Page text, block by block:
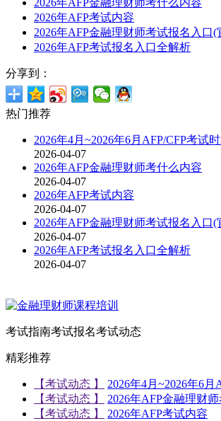
2026年AFP考试内容
2026年AFP金融理财师考试报名入口(
2026年AFP考试报名入口全解析
分享到：
热门推荐
2026年4月~2026年6月AFP/CFP考试
2026-04-07
2026年AFP金融理财师考什么内容
2026-04-07
2026年AFP考试内容
2026-04-07
2026年AFP金融理财师考试报名入口(
2026-04-07
2026年AFP考试报名入口全解析
2026-04-07
考试指南考试报名考试动态
精彩推荐
【考试动态 】
2026年4月~2026年6月
【考试动态 】
2026年AFP金融理财
【考试动态 】
2026年AFP考试内容